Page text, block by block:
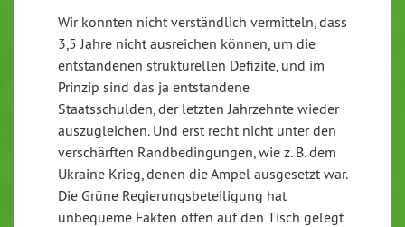
Wir konnten nicht verständlich vermitteln, dass
3,5 Jahre nicht ausreichen können, um die
entstandenen strukturellen Defizite, und im
Prinzip sind das ja entstandene
Staatsschulden, der letzten Jahrzehnte wieder
auszugleichen. Und erst recht nicht unter den
verschärften Randbedingungen, wie z. B. dem
Ukraine Krieg, denen die Ampel ausgesetzt war.
Die Grüne Regierungsbeteiligung hat
unbequeme Fakten offen auf den Tisch gelegt